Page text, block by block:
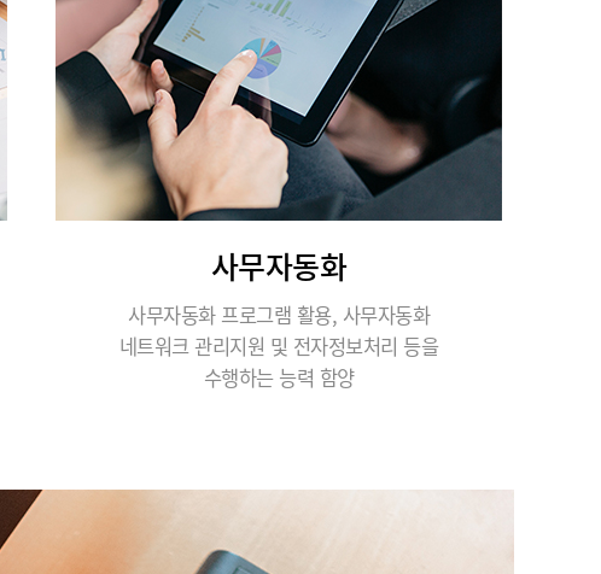
사무자동화
사무자동화 프로그램 활용, 사무자동화
네트워크 관리지원 및 전자정보처리 등을
수행하는 능력 함양